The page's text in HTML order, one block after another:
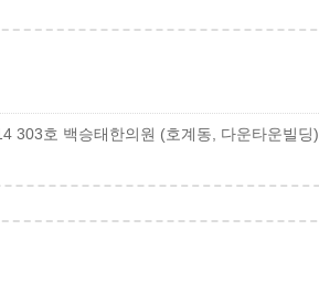
303호 백승태한의원 (호계동, 다운타운빌딩)